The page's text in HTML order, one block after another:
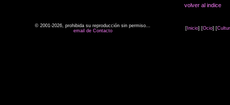
volver al indice
© 2001-2026, prohibida su reproducción sin permiso...
email de Contacto
[ Inicio] [Ocio] [